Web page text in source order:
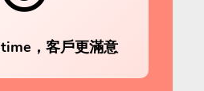
，客戶更滿意